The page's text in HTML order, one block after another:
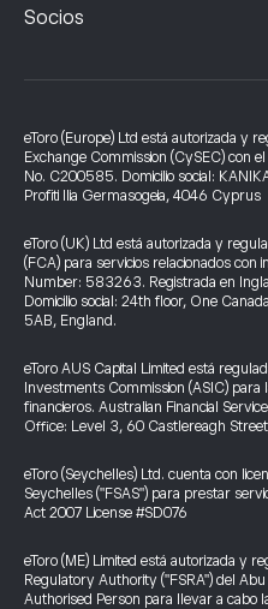
Socios
eToro (Europe) Ltd está autorizada y
Exchange Commission (CySEC) con
No. C200585. Domicilio social:
Profiti Ilia Germasogeia, 4046 Cyprus
eToro (UK) Ltd está autorizada y
(FCA) para servicios relacionados con
Number: 583263. Registrada en
Domicilio social: 24th floor, One
5AB, England.
eToro AUS Capital Limited está
Investments Commission (ASIC)
financieros. Australian Financial
Office: Level 3, 60 Castlereagh
eToro (Seychelles) Ltd. cuenta con
Seychelles ("FSAS") para prestar
Act 2007 License #SD076
eToro (ME) Limited está autorizada y
Regulatory Authority ("FSRA") del
Authorised Person para llevar a cabo